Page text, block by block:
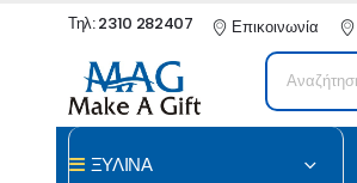
Τηλ: 2310 282407 Επικοινωνία
ΞΥΛΙΝΑ